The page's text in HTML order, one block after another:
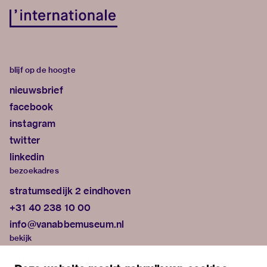
blijf op de hoogte
nieuwsbrief
facebook
instagram
twitter
linkedin
bezoekadres
stratumsedijk 2 eindhoven
+31 40 238 10 00
info@vanabbemuseum.nl
bekijk